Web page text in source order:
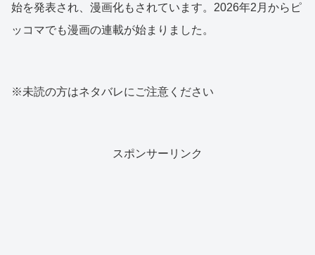
始を発表され、漫画化もされています。2026年2月からピ
ッコマでも漫画の連載が始まりました。
※未読の方はネタバレにご注意ください
スポンサーリンク